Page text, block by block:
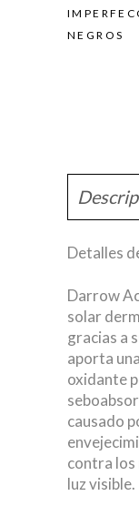
NEGROS
Detalles
Darrow
solar
gracias a
aporta
oxidante
causado
contra los
luz visible.